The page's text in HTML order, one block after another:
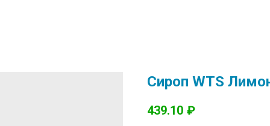
Сироп WTS
439.10 ₽